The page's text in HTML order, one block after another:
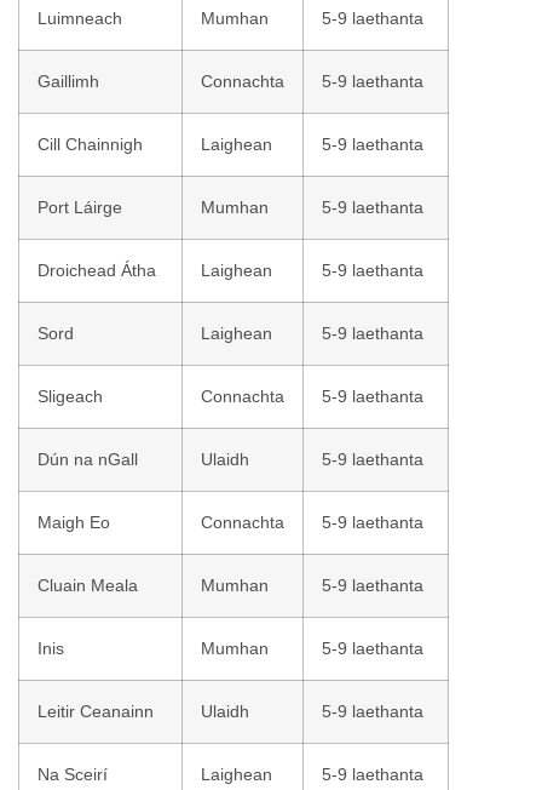
Luimneach Mumhan 5-9 laethanta
Gaillimh Connachta 5-9 laethanta
Cill Chainnigh Laighean 5-9 laethanta
Port Láirge Mumhan 5-9 laethanta
Droichead Átha Laighean 5-9 laethanta
Sord Laighean 5-9 laethanta
Sligeach Connachta 5-9 laethanta
Dún na nGall Ulaidh 5-9 laethanta
Maigh Eo Connachta 5-9 laethanta
Cluain Meala Mumhan 5-9 laethanta
Inis Mumhan 5-9 laethanta
Leitir Ceanainn Ulaidh 5-9 laethanta
Na Sceirí Laighean 5-9 laethanta